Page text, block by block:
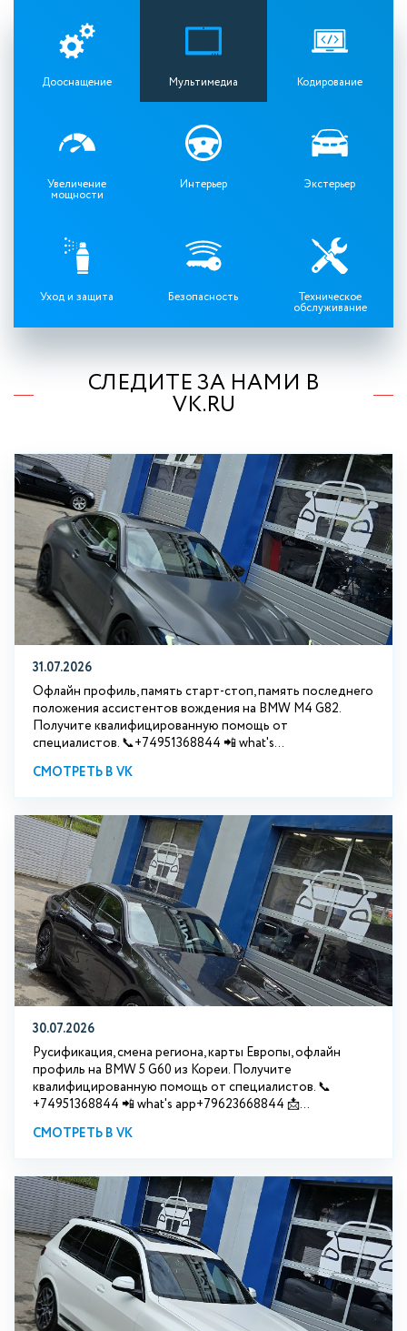
Дооснащение Мультимедиа Кодирование
Увеличение
мощности
Интерьер Экстерьер
Уход и защита Безопасность Техническое
обслуживание
СЛЕДИТЕ ЗА НАМИ В
VK.RU
31.07.2026
Офлайн профиль, память старт-стоп, память последнего
положения ассистентов вождения на BMW М4 G82.
Получите квалифицированную помощь от
специалистов. 📞+74951368844 📲 what's...
СМОТРЕТЬ В VK
30.07.2026
Русификация, смена региона, карты Европы, офлайн
профиль на BMW 5 G60 из Кореи. Получите
квалифицированную помощь от специалистов. 📞
+74951368844 📲 what's app+79623668844 📩...
СМОТРЕТЬ В VK